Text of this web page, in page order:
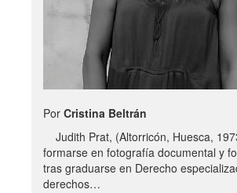
Por Cristina Beltrán
Judith Prat, (Altorricón, Huesca,
formarse en fotografía documental y
tras graduarse en Derecho
derechos…